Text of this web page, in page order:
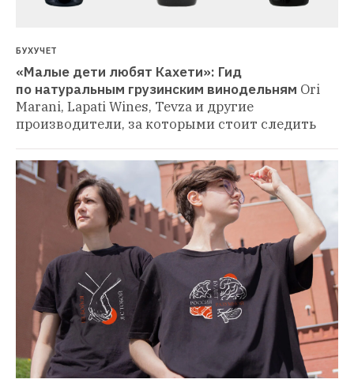
БУХУЧЕТ
«Малые дети любят Кахети»: Гид
по натуральным грузинским винодельням Ori
Marani, Lapati Wines, Tevza и другие
производители, за которыми стоит следить